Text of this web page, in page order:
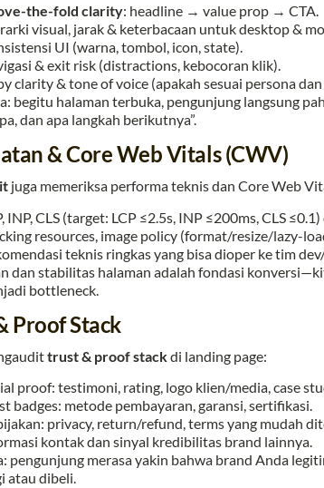
the-fold clarity: headline → value prop → CTA.
visual, jarak & keterbacaan untuk desktop &
UI (warna, tombol, icon, state).
& exit risk (distractions, kebocoran klik).
clarity & tone of voice (apakah sesuai persona dan
begitu halaman terbuka, pengunjung langsung
dan apa langkah berikutnya”.
& Core Web Vitals (CWV)
juga memeriksa performa teknis dan Core Web
INP, CLS (target: LCP ≤2.5s, INP ≤200ms, CLS
resources, image policy (format/resize/lazy-
teknis ringkas yang bisa dioper ke tim
dan stabilitas halaman adalah fondasi
bottleneck.
Proof Stack
trust & proof stackdi landing page:
proof: testimoni, rating, logo klien/media, case
badges: metode pembayaran, garansi, sertifikasi.
privacy, return/refund, terms yang mudah
kontak dan sinyal kredibilitas brand lainnya.
pengunjung merasa yakin bahwa brand Anda
atau dibeli.